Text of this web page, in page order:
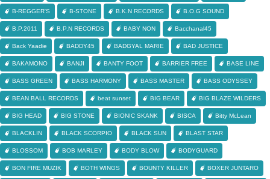
B-REGGER'S B-STONE B.K.N RECORDS B.O.G SOUND
B.P.2011 B.P.N RECORDS BABY NON Bacchanal45
Back Yaadie BADDY45 BADGYAL MARIE BAD JUSTICE
BAKAMONO BANJI BANTY FOOT BARRIER FREE BASE LINE
BASS GREEN BASS HARMONY BASS MASTER BASS ODYSSEY
BEAN BALL RECORDS beat sunset BIG BEAR BIG BLAZE WILDERS
BIG HEAD BIG STONE BIONIC SKANK BISCA Bitty McLean
BLACKLIN BLACK SCORPIO BLACK SUN BLAST STAR
BLOSSOM BOB MARLEY BODY BLOW BODYGUARD
BON FIRE MUZIK BOTH WINGS BOUNTY KILLER BOXER JUNTARO